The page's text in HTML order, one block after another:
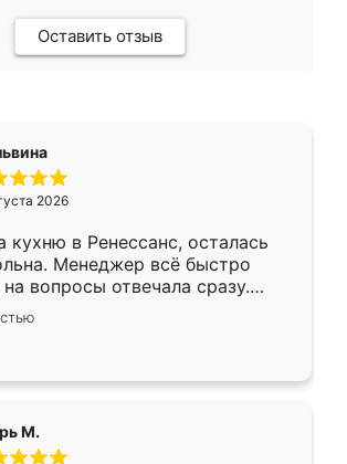
Оставить отзыв
2026
кухню в Ренессанс, осталась
Менеджер всё быстро
на вопросы отвечала сразу.
в субботу, подошёл к
ответственностью. Собрали
работали аккуратно, даже
М.